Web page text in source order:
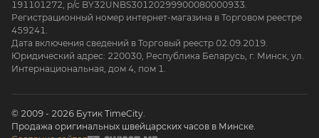
191101272, р/с BY32UNBS30120299900080000933.
Регистрационный номер интернет-магазина в Торговом реестре
459241.
Дата включения сведений в Торговый реестр 02.09.2019.
Юридический адрес: 220030, Республика Беларусь, г. Минск, ул.
Интернациональная, дом 4, пом 1.
© 2009 - 2026 Бутик TimeCity.
Продажа оригинальных швейцарских часов в Минске.